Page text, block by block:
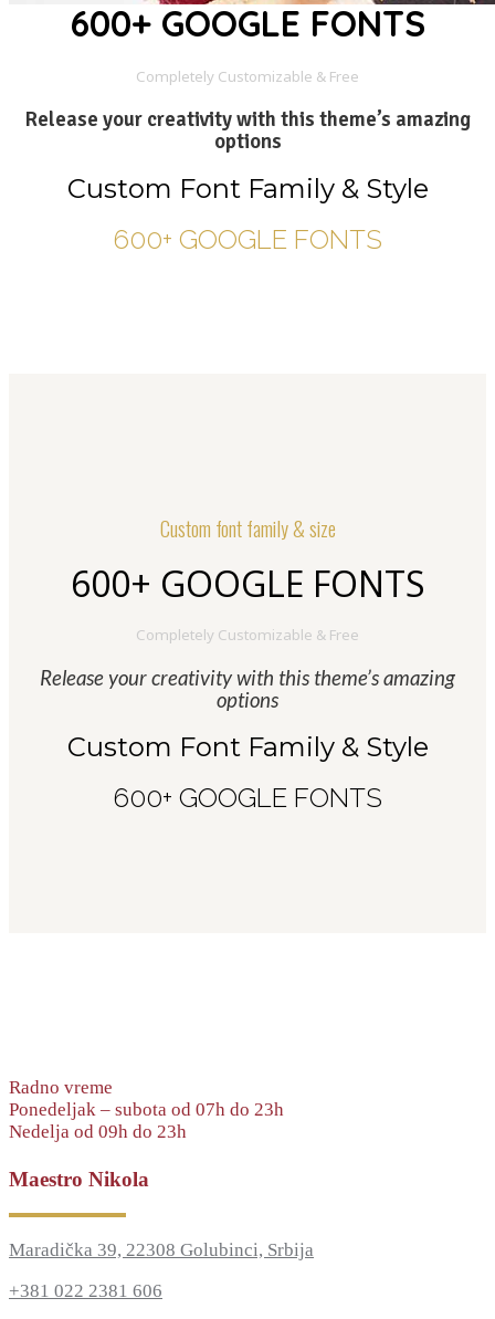
600+ GOOGLE FONTS
Completely Customizable & Free
Release your creativity with this theme’s amazing
options
Custom Font Family & Style
600+ GOOGLE FONTS
Custom font family & size
600+ GOOGLE FONTS
Completely Customizable & Free
Release your creativity with this theme’s amazing
options
Custom Font Family & Style
600+ GOOGLE FONTS
Radno vreme
Ponedeljak – subota od 07h do 23h
Nedelja od 09h do 23h
Maestro Nikola
Maradička 39, 22308 Golubinci, Srbija
+381 022 2381 606